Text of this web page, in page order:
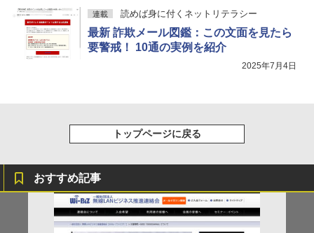
連載 読めば身に付くネットリテラシー
最新 詐欺メール図鑑：この文面を見たら
要警戒！ 10通の実例を紹介
2025年7月4日
トップページに戻る
おすすめ記事